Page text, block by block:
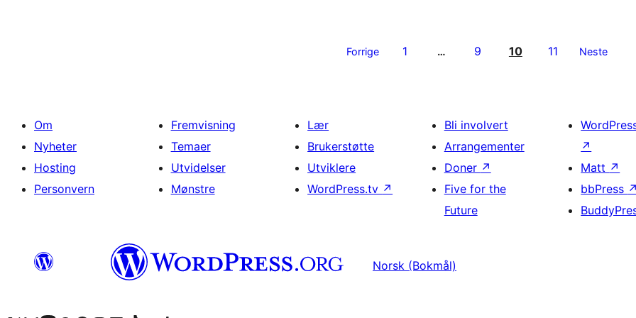
Forrige 1 … 9 10 11 Neste
Om
Nyheter
Hosting
Personvern
Fremvisning
Temaer
Utvidelser
Mønstre
Lær
Brukerstøtte
Utviklere
WordPress.tv ↗
Bli involvert
Arrangementer
Doner ↗
Five for the
Future
↗
Matt ↗
bbPress ↗
Norsk (Bokmål)